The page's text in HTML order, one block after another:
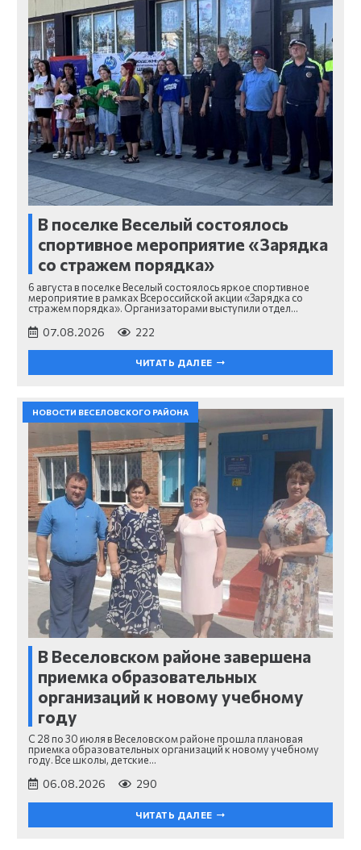
В поселке Веселый состоялось
спортивное мероприятие «Зарядка
со стражем порядка»
6 августа в поселке Веселый состоялось яркое спортивное
мероприятие в рамках Всероссийской акции «Зарядка со
стражем порядка». Организаторами выступили отдел…
07.08.2026 222
ЧИТАТЬ ДАЛЕЕ
НОВОСТИ ВЕСЕЛОВСКОГО РАЙОНА
В Веселовском районе завершена
приемка образовательных
организаций к новому учебному
году
С 28 по 30 июля в Веселовском районе прошла плановая
приемка образовательных организаций к новому учебному
году. Все школы, детские…
06.08.2026 290
ЧИТАТЬ ДАЛЕЕ